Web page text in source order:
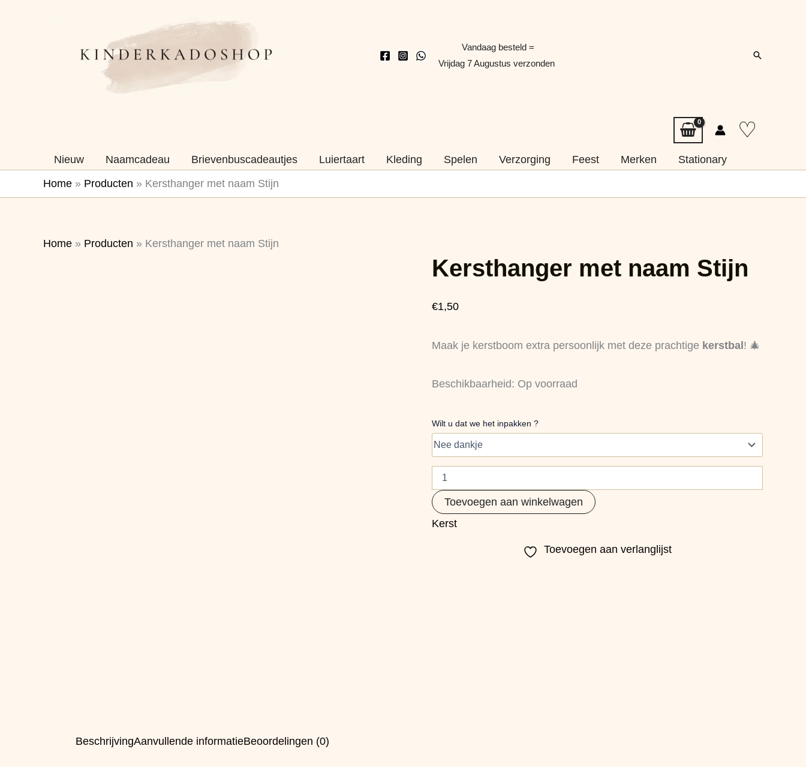
Vandaag besteld =
Vrijdag 7 Augustus verzonden
Zoeken
♡
Nieuw Naamcadeau Brievenbuscadeautjes Luiertaart Kleding Spelen Verzorging Feest Merken
Stationary
Home » Producten » Kersthanger met naam Stijn
Home » Producten » Kersthanger met naam Stijn
Kersthanger met naam Stijn
€1,50
Maak je kerstboom extra persoonlijk met deze prachtige kerstbal! 🎄
Beschikbaarheid: Op voorraad
Wilt u dat we het inpakken ?
naam
Stijn
Toevoegen aan winkelwagen
Kerst
Toevoegen aan verlanglijst
BeschrijvingAanvullende informatieBeoordelingen (0)